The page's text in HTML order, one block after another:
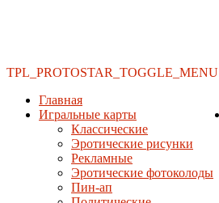
TPL_PROTOSTAR_TOGGLE_MENU
Главная
Игральные карты
Классические
Эротические рисунки
Рекламные
Эротические фотоколоды
Пин-ап